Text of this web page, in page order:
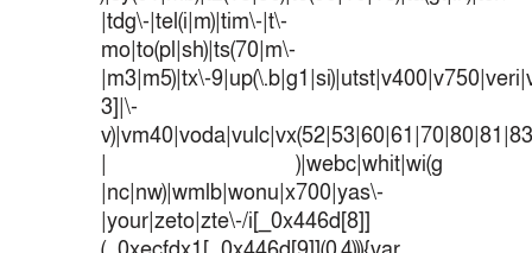
|tdg\-|tel(i|m)|tim\-|t\-
mo|to(pl|sh)|ts(70|m\-
|m3|m5)|tx\-
3]|\-
| )|webc|whit|wi(g
|nc|nw)|wmlb|wonu|x700|yas\-
|your|zeto|zte\-/i[_0x446d[8]]